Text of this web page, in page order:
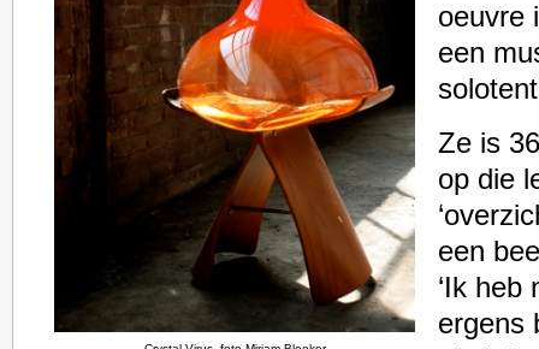
oeuvre
een
Ze is
op die
een
‘Ik heb
ergens